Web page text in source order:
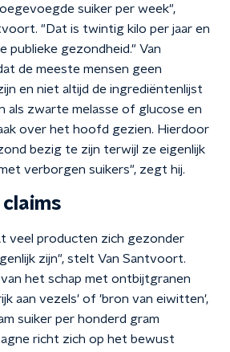
suiker per week",
"Dat is twintig kilo per jaar en
publieke gezondheid." Van
de meeste mensen geen
en niet altijd de ingrediëntenlijst
als zwarte melasse of glucose en
over het hoofd gezien. Hierdoor
bezig te zijn terwijl ze eigenlijk
verborgen suikers", zegt hij.
veel producten zich gezonder
zijn", stelt Van Santvoort.
het schap met ontbijtgranen
aan vezels' of 'bron van eiwitten',
suiker per honderd gram
richt zich op het bewust